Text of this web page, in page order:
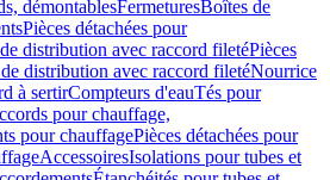
démontablesFermeturesBoîtes de
Pièces détachées pour
distribution avec raccord filetéPièces
distribution avec raccord filetéNourrice
à sertirCompteurs d'eauTés pour
pour chauffage,
pour chauffagePièces détachées pour
AccessoiresIsolations pour tubes et